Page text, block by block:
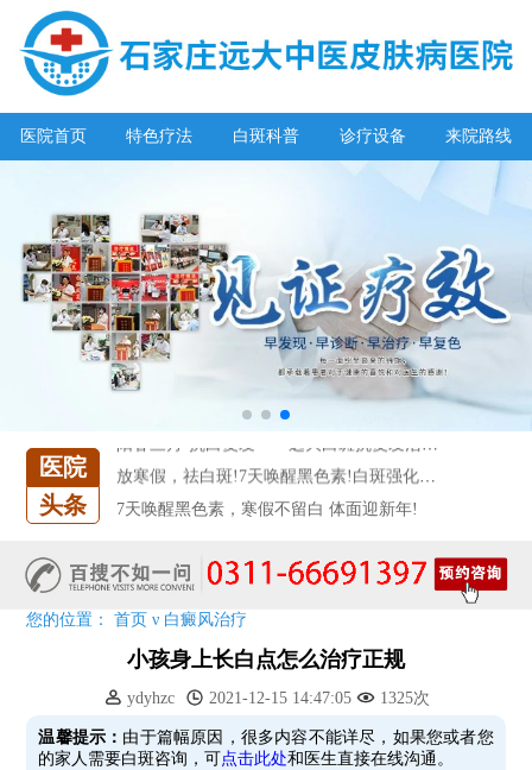
医院首页 特色疗法 白斑科普 诊疗设备 来院路线
医院
头条
预约从速!远大白转黑分享活动即将开幕!特邀北京专家来院坐诊!
恭贺伍德镜检查系统成功落户!暑期超强福利点击领取!
【世界白癜风日】白斑0元普查，更有多重福利千万别错过!
欢乐六一 “粽”享端午——彩绘童画世界 留住美丽瞬间
五一关爱全民皮肤健康，到院领取价值2240元白斑诊疗金!
阳春三月·抗白复发——远大白斑抗复发活动开启!
放寒假，祛白斑!7天唤醒黑色素!白斑强化诊疗进行中!
7天唤醒黑色素，寒假不留白 体面迎新年!
预约从速!远大白转黑分享活动即将开幕!特邀北京专家来院坐诊!
您的位置：首页 ν 白癜风治疗
小孩身上长白点怎么治疗正规
ydyhzc 2021-12-15 14:47:05 1325次
温馨提示： 由于篇幅原因，很多内容不能详尽，如果您或者您
的家人需要白斑咨询，可点击此处和医生直接在线沟通。